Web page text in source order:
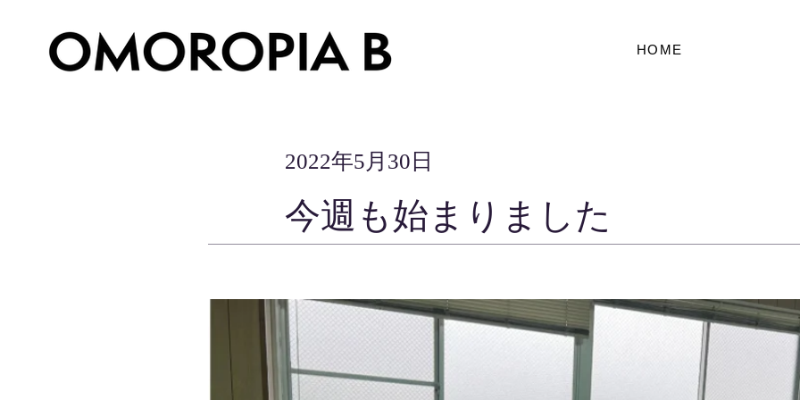
HOME
今週も始まりました
2022年5月30日